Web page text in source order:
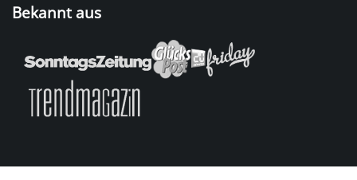
Bekannt aus